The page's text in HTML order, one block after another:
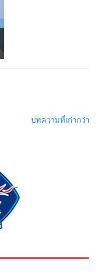
บทความที่เก่ากว่า